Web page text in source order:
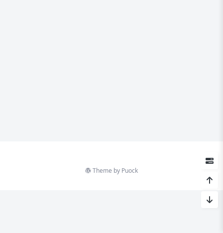
Theme by Puock